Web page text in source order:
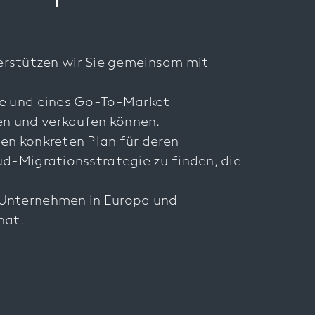
wir Sie gemeinsam mit
und eines Go-To-Market
und verkaufen können.
konkreten Plan für deren
Migrationsstrategie zu finden, die
in Europa und